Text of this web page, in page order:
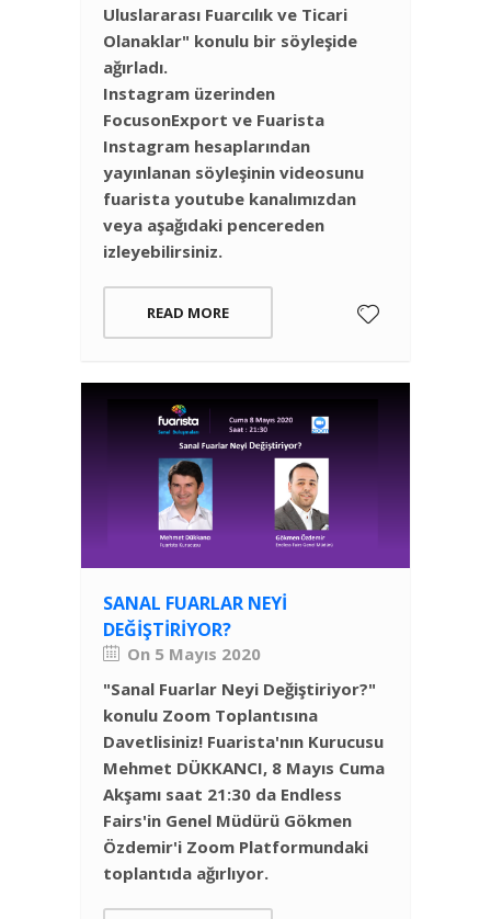
Uluslararası Fuarcılık ve Ticari
Olanaklar" konulu bir söyleşide
ağırladı.
Instagram üzerinden
FocusonExport ve Fuarista
Instagram hesaplarından
yayınlanan söyleşinin videosunu
fuarista youtube kanalımızdan
veya aşağıdaki pencereden
izleyebilirsiniz.
READ MORE
SANAL FUARLAR NEYI
DEĞIŞTIRIYOR?
On 5 Mayıs 2020
"Sanal Fuarlar Neyi Değiştiriyor?"
konulu Zoom Toplantısına
Davetlisiniz! Fuarista'nın Kurucusu
Mehmet DÜKKANCI, 8 Mayıs Cuma
Akşamı saat 21:30 da Endless
Fairs'in Genel Müdürü Gökmen
Özdemir'i Zoom Platformundaki
toplantıda ağırlıyor.